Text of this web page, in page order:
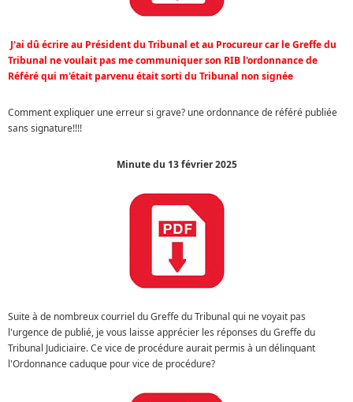
J'ai dû écrire au Président du Tribunal et au Procureur car le Greffe du
Tribunal ne voulait pas me communiquer son RIB l'ordonnance de
Référé qui m'était parvenu était sorti du Tribunal non signée
Comment expliquer une erreur si grave? une ordonnance de référé publiée
sans signature!!!!
Minute du 13 février 2025
Suite à de nombreux courriel du Greffe du Tribunal qui ne voyait pas
l'urgence de publié, je vous laisse apprécier les réponses du Greffe du
Tribunal Judiciaire. Ce vice de procédure aurait permis à un délinquant
l'Ordonnance caduque pour vice de procédure?